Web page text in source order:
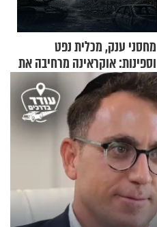
מחסני ענק, מכלית נפט
וספינות: אוקראינה מרחיבה את
התקיפות בעומק רוסיה